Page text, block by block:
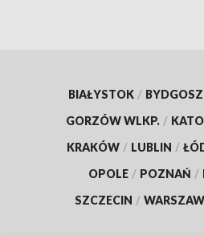
BIAŁYSTOK /
GORZÓW WLKP. /
KRAKÓW / LUBLIN /
OPOLE / POZNAŃ /
SZCZECIN /